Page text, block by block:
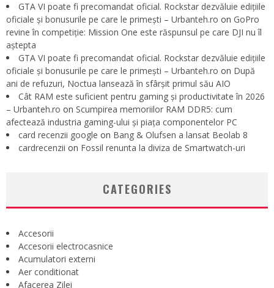
GTA VI poate fi precomandat oficial. Rockstar dezvăluie edițiile
oficiale și bonusurile pe care le primești – Urbanteh.ro on GoPro
revine în competiție: Mission One este răspunsul pe care DJI nu îl
aștepta
GTA VI poate fi precomandat oficial. Rockstar dezvăluie edițiile
oficiale și bonusurile pe care le primești – Urbanteh.ro on După
ani de refuzuri, Noctua lansează în sfârșit primul său AIO
Cât RAM este suficient pentru gaming și productivitate în 2026
– Urbanteh.ro on Scumpirea memoriilor RAM DDR5: cum
afectează industria gaming-ului și piața componentelor PC
card recenzii google on Bang & Olufsen a lansat Beolab 8
cardrecenzii on Fossil renunta la diviza de Smartwatch-uri
CATEGORIES
Accesorii
Accesorii electrocasnice
Acumulatori externi
Aer conditionat
Afacerea Zilei